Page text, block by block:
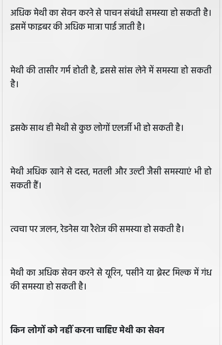
अधिक मेथी का सेवन करने से पाचन संबंधी समस्या हो सकती है।
इसमें फाइबर की अधिक मात्रा पाई जाती है।
मेथी की तासीर गर्म होती है, इससे सांस लेने में समस्या हो सकती
है।
इसके साथ ही मेथी से कुछ लोगों एलर्जी भी हो सकती है।
मेथी अधिक खाने से दस्त, मतली और उल्टी जैसी समस्याएं भी हो
सकती हैं।
त्वचा पर जलन, रेडनेस या रैशेज की समस्या हो सकती है।
मेथी का अधिक सेवन करने से यूरिन, पसीने या ब्रेस्ट मिल्क में गंध
की समस्या हो सकती है।
किन लोगों को नहीं करना चाहिए मेथी का सेवन